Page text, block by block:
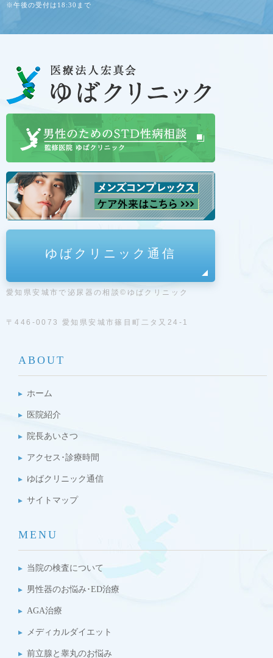
※午後の受付は18:30まで
ゆばクリニック通信
愛知県安城市で泌尿器の相談©ゆばクリニック
〒446-0073 愛知県安城市篠目町二タ又24-1
ABOUT
ホーム
医院紹介
院長あいさつ
アクセス･診療時間
ゆばクリニック通信
サイトマップ
MENU
当院の検査について
男性器のお悩み･ED治療
AGA治療
メディカルダイエット
前立腺と睾丸のお悩み